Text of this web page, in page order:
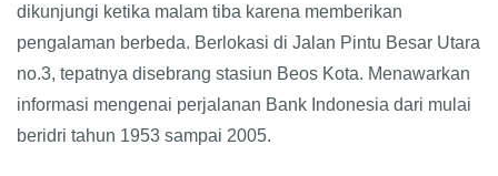
dikunjungi ketika malam tiba karena memberikan
pengalaman berbeda. Berlokasi di Jalan Pintu Besar Utara
no.3, tepatnya disebrang stasiun Beos Kota. Menawarkan
informasi mengenai perjalanan Bank Indonesia dari mulai
beridri tahun 1953 sampai 2005.